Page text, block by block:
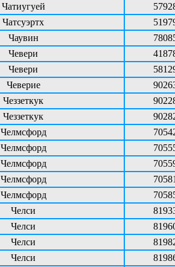
Чатиугуей
Чатсуэртх
Чаувин
Чевери
Чевери
Чеверие
Чеззеткук
Чеззеткук
Челмсфорд
Челмсфорд
Челмсфорд
Челмсфорд
Челмсфорд
Челси
Челси
Челси
Челси